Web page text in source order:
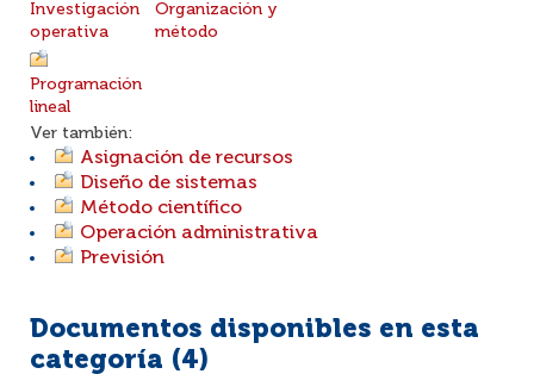
Investigación
operativa
Organización y
método
Programación
lineal
Ver también:
Asignación de recursos
Diseño de sistemas
Método científico
Operación administrativa
Previsión
Documentos disponibles en esta
categoría (4)